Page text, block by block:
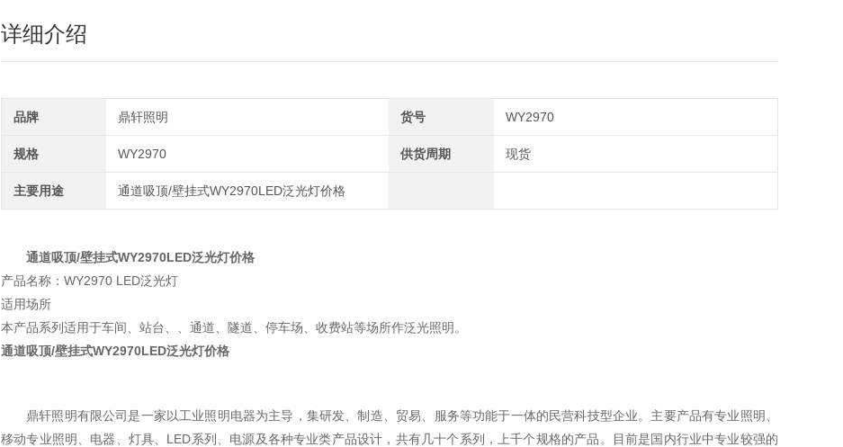
详细介绍
品牌 鼎轩照明 货号 WY2970
规格 WY2970 供货周期 现货
主要用途 通道吸顶/壁挂式WY2970LED泛光灯价格
通道吸顶/壁挂式WY2970LED泛光灯价格
产品名称：WY2970 LED泛光灯
适用场所
本产品系列适用于车间、站台、、通道、隧道、停车场、收费站等场所作泛光照明。
通道吸顶/壁挂式WY2970LED泛光灯价格
鼎轩照明有限公司是一家以工业照明电器为主导，集研发、制造、贸易、服务等功能于一体的民营科技型企业。主要产品有专业照明、
移动专业照明、电器、灯具、LED系列、电源及各种专业类产品设计，共有几十个系列，上千个规格的产品。目前是国内行业中专业较强的